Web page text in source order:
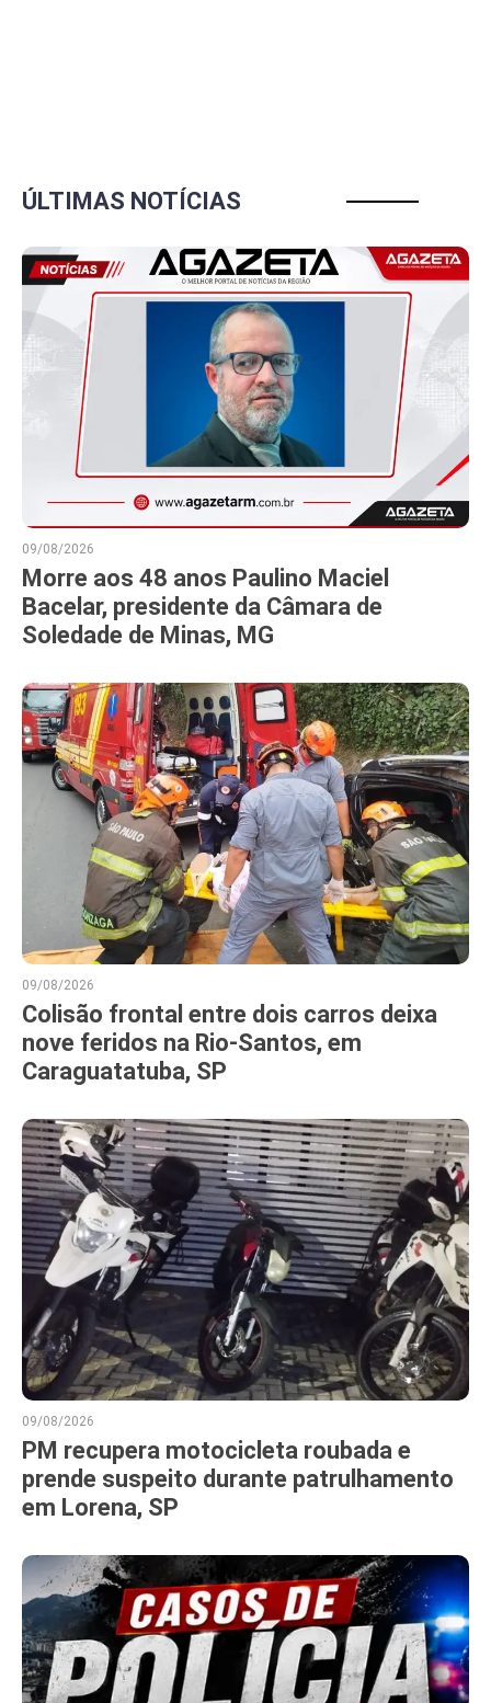
ÚLTIMAS NOTÍCIAS
09/08/2026
Morre aos 48 anos Paulino Maciel
Bacelar, presidente da Câmara de
Soledade de Minas, MG
09/08/2026
Colisão frontal entre dois carros deixa
nove feridos na Rio-Santos, em
Caraguatatuba, SP
09/08/2026
PM recupera motocicleta roubada e
prende suspeito durante patrulhamento
em Lorena, SP